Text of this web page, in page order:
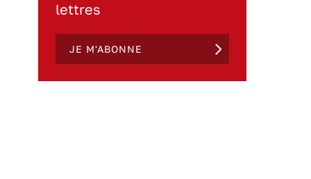
lettres
JE M'ABONNE